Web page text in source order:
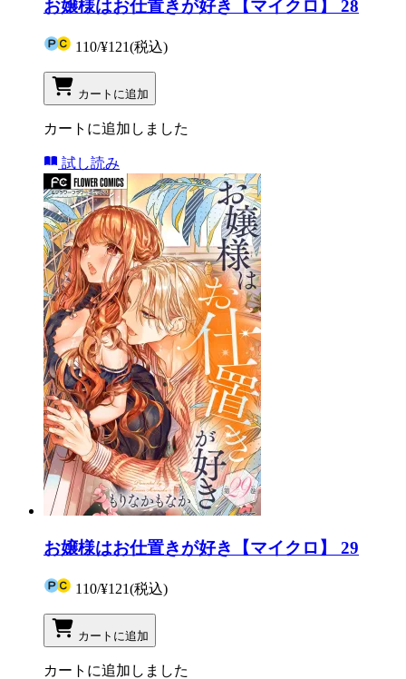
お嬢様はお仕置きが好き【マイクロ】 28
110/¥121(税込)
カートに追加
カートに追加しました
試し読み
お嬢様はお仕置きが好き【マイクロ】 29
110/¥121(税込)
カートに追加
カートに追加しました